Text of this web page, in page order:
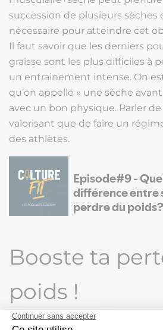
succession de plusieurs sèches
nécessaire pour atteindre cet
Il faut savoir que les derniers
graisse sont les plus difficiles à
un entrainement intense. On
qu’on appelle « une sèche
avec un bon physique. Parler
valorisant que de faire un
des athlètes.
Booste ta
poids !